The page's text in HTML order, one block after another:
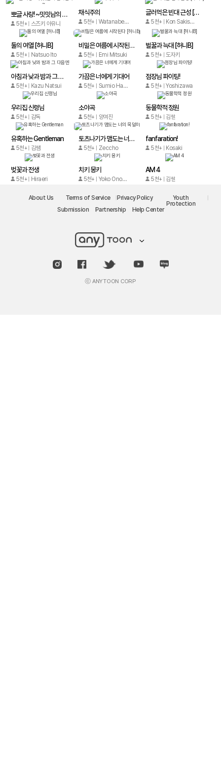
뽀글 사랑! ~밋밋남의 삼각관계~
5천+ 스즈키 아유나
채식주의
5천+ Watanabe Nana
글러먹은 빈대 근성 [허니B]
5천+ Kon Sakisaka
둘의 여열 [허니B]
5천+ Natsuo Ito
비밀은 여름에 시작된다 [허니B]
5천+ Emi Mitsuki
벌꿀과 늑대 [허니B]
5천+ 도자키
아침과 낮과 밤과 그 다음엔
5천+ Kazu Natsui
가끔은 너에게 기대어
5천+ Sumio Hashi
점장님 파이팅!
5천+ Yoshizawa
우리집 신령님
5천+ 감독
소야곡
5천+ 양여진
동물학적 정원
5천+ 김쌤
유혹하는 Gentleman
5천+ 김쌤
토츠나기가 맴도는 너의 목덜미
5천+ Zeccho
fanfaration!
5천+ Kosaki
벚꽃과 전생
5천+ Hiraeri
치키 몽키
5천+ Yoko Onohara
AM 4
5천+ 김쌤
About Us Terms of Service Privacy Policy
Youth
Protection
Submission
Partnership Help Center
ⓒ ANYTOON CORP